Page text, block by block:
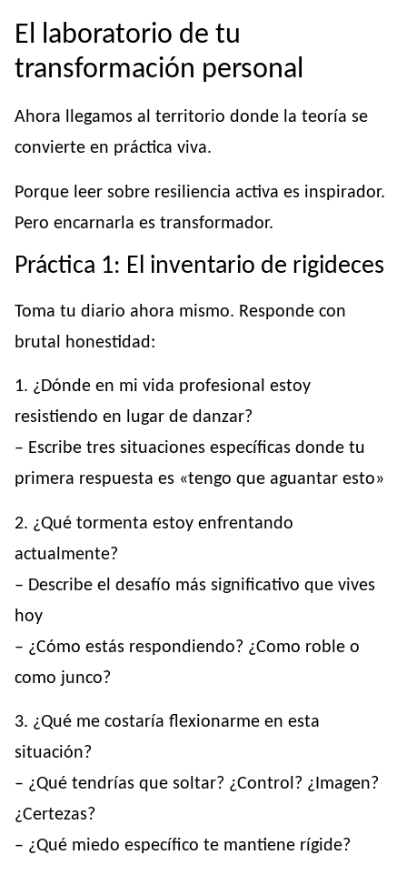
El laboratorio de tu
transformación personal
Ahora llegamos al territorio donde la teoría se
convierte en práctica viva.
Porque leer sobre resiliencia activa es inspirador.
Pero encarnarla es transformador.
Práctica 1: El inventario de rigideces
Toma tu diario ahora mismo. Responde con
brutal honestidad:
1. ¿Dónde en mi vida profesional estoy
resistiendo en lugar de danzar?
– Escribe tres situaciones específicas donde tu
primera respuesta es «tengo que aguantar esto»
2. ¿Qué tormenta estoy enfrentando
actualmente?
– Describe el desafío más significativo que vives
hoy
– ¿Cómo estás respondiendo? ¿Como roble o
como junco?
3. ¿Qué me costaría flexionarme en esta
situación?
– ¿Qué tendrías que soltar? ¿Control? ¿Imagen?
¿Certezas?
– ¿Qué miedo específico te mantiene rígide?